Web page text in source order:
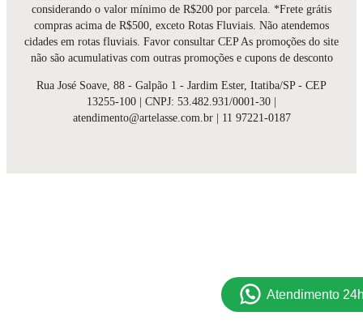
considerando o valor mínimo de R$200 por parcela. *Frete grátis
compras acima de R$500, exceto Rotas Fluviais. Não atendemos
cidades em rotas fluviais. Favor consultar CEP As promoções do site
não são acumulativas com outras promoções e cupons de desconto
Rua José Soave, 88 - Galpão 1 - Jardim Ester, Itatiba/SP - CEP
13255-100 | CNPJ: 53.482.931/0001-30 |
atendimento@artelasse.com.br | 11 97221-0187
Atendimento